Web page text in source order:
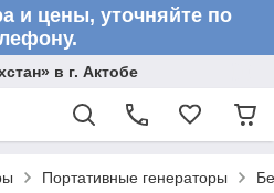
и цены, уточняйте по
в г. Актобе
Портативные генераторы